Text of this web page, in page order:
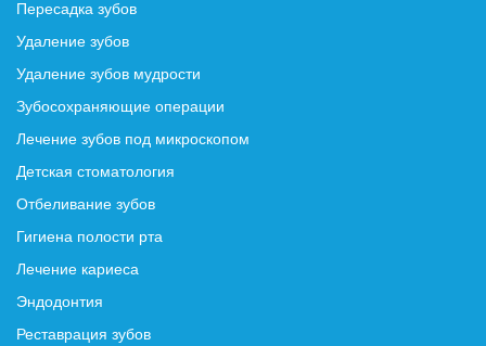
Пересадка зубов
Удаление зубов
Удаление зубов мудрости
Зубосохраняющие операции
Лечение зубов под микроскопом
Детская стоматология
Отбеливание зубов
Гигиена полости рта
Лечение кариеса
Эндодонтия
Реставрация зубов